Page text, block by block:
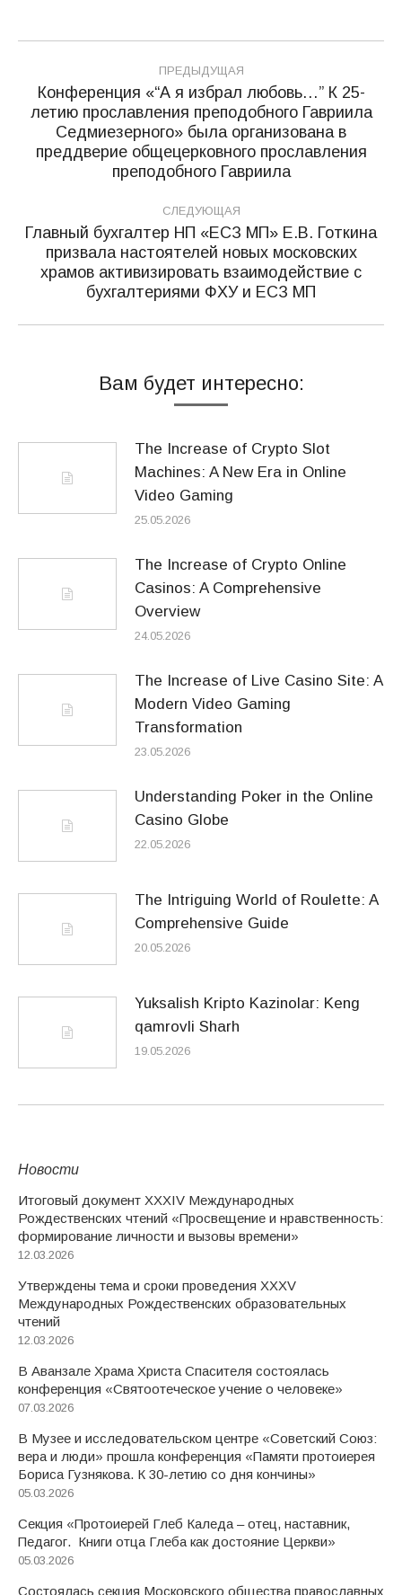
Навигация
по
записям
ПРЕДЫДУЩАЯ
Предыдущая
запись:
Конференция «“А я избрал любовь…” К 25-
летию прославления преподобного Гавриила
Седмиезерного» была организована в
преддверие общецерковного прославления
преподобного Гавриила
СЛЕДУЮЩАЯ
Следующая
запись:
Главный бухгалтер НП «ЕСЗ МП» Е.В. Готкина
призвала настоятелей новых московских
храмов активизировать взаимодействие с
бухгалтериями ФХУ и ЕСЗ МП
Вам будет интересно:
The Increase of Crypto Slot
Machines: A New Era in Online
Video Gaming
25.05.2026
The Increase of Crypto Online
Casinos: A Comprehensive
Overview
24.05.2026
The Increase of Live Casino Site: A
Modern Video Gaming
Transformation
23.05.2026
Understanding Poker in the Online
Casino Globe
22.05.2026
The Intriguing World of Roulette: A
Comprehensive Guide
20.05.2026
Yuksalish Kripto Kazinolar: Keng
qamrovli Sharh
19.05.2026
Новости
Итоговый документ XXХIV Международных
Рождественских чтений «Просвещение и нравственность:
формирование личности и вызовы времени»
12.03.2026
Утверждены тема и сроки проведения XXXV
Международных Рождественских образовательных
чтений
12.03.2026
В Аванзале Храма Христа Спасителя состоялась
конференция «Святоотеческое учение о человеке»
07.03.2026
В Музее и исследовательском центре «Советский Союз:
вера и люди» прошла конференция «Памяти протоиерея
Бориса Гузнякова. К 30-летию со дня кончины»
05.03.2026
Секция «Протоиерей Глеб Каледа – отец, наставник,
Педагог. Книги отца Глеба как достояние Церкви»
05.03.2026
Состоялась секция Московского общества православных